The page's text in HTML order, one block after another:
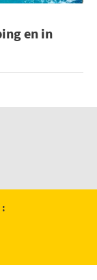
en in